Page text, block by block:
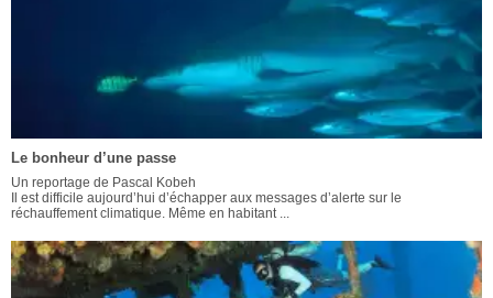
Le bonheur d’une passe
Un reportage de Pascal Kobeh
Il est difficile aujourd’hui d’échapper aux messages d’alerte sur le
réchauffement climatique. Même en habitant ...